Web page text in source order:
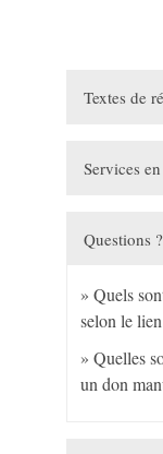
Textes de
Services
Questions
Quels
selon le
Quelles
un don